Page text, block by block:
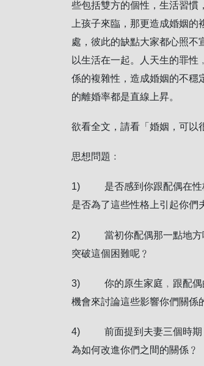
些包括雙方的個性，生活習慣
上孩子來臨，那更造成婚姻
處，彼此的缺點大家都心照
以生活在一起。人天生的罪
係的複雜性，造成婚姻的不穩
的離婚率都是直線上昇。
欲看全文，請看「婚姻，可以
思想問題﹕
1) 是否感到你跟配偶在性格
是否為了這些性格上引起你們
2) 當初你配偶那一點地方吸
突破這個困難呢﹖
3) 你的原生家庭﹐跟配偶的
機會來討論這些影響你們關係
4) 前面提到夫妻三個時期﹐
為如何改進你們之間的關係﹖